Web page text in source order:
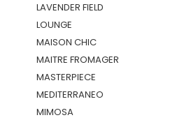
LAVENDER FIELD
LOUNGE
MAISON CHIC
MAITRE FROMAGER
MASTERPIECE
MEDITERRANEO
MIMOSA